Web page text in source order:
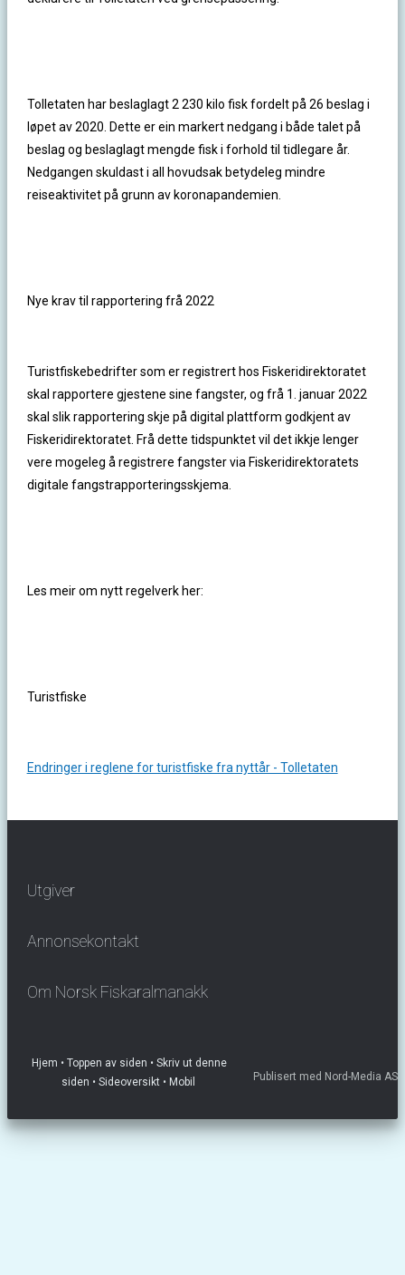
Tolletaten har beslaglagt 2 230 kilo fisk fordelt på 26 beslag i
løpet av 2020. Dette er ein markert nedgang i både talet på
beslag og beslaglagt mengde fisk i forhold til tidlegare år.
Nedgangen skuldast i all hovudsak betydeleg mindre
reiseaktivitet på grunn av koronapandemien.
Nye krav til rapportering frå 2022
Turistfiskebedrifter som er registrert hos Fiskeridirektoratet
skal rapportere gjestene sine fangster, og frå 1. januar 2022
skal slik rapportering skje på digital plattform godkjent av
Fiskeridirektoratet. Frå dette tidspunktet vil det ikkje lenger
vere mogeleg å registrere fangster via Fiskeridirektoratets
digitale fangstrapporteringsskjema.
Les meir om nytt regelverk her:
Turistfiske
Endringer i reglene for turistfiske fra nyttår - Tolletaten
Utgiver
Annonsekontakt
Om Norsk Fiskaralmanakk
Publisert med Nord-Media AS
Hjem • Toppen av siden • Skriv ut denne
siden • Sideoversikt• Mobil